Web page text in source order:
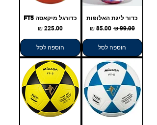
כדור ליגת האלופות
מחיר רגיל‏99.00 ‏₪ מחיר מבצע‏85.00 ‏₪
הוספה לסל
כדורגל מיקאסה FT5
מחיר‏225.00 ‏₪
הוספה לסל